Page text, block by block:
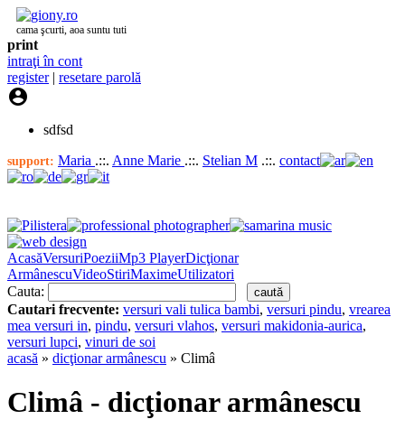
cama şcurti, aoa suntu tuti
print
intraţi în cont
register| resetare parolă

sdfsd
support: Maria .::. Anne Marie .::. Stelian M .::. contact
AcasăVersuriPoeziiMp3 PlayerDicţionar
ArmânescuVideoStiriMaximeUtilizatori
Cauta:
Cautari frecvente: versuri vali tulica bambi, versuri pindu, vrearea
mea versuri in, pindu, versuri vlahos, versuri makidonia-aurica,
versuri lupci, vinuri de soi
acasă » dicţionar armânescu » Climâ
Climâ - dicţionar armânescu